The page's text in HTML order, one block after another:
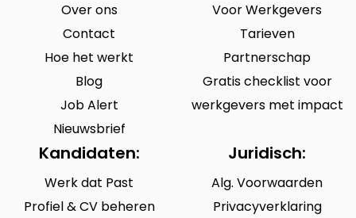
Over ons
Contact
Hoe het werkt
Blog
Job Alert
Nieuwsbrief
Voor Werkgevers
Tarieven
Partnerschap
Gratis checklist voor
werkgevers met impact
Kandidaten:
Werk dat Past
Profiel & CV beheren
Juridisch:
Alg. Voorwaarden
Privacyverklaring